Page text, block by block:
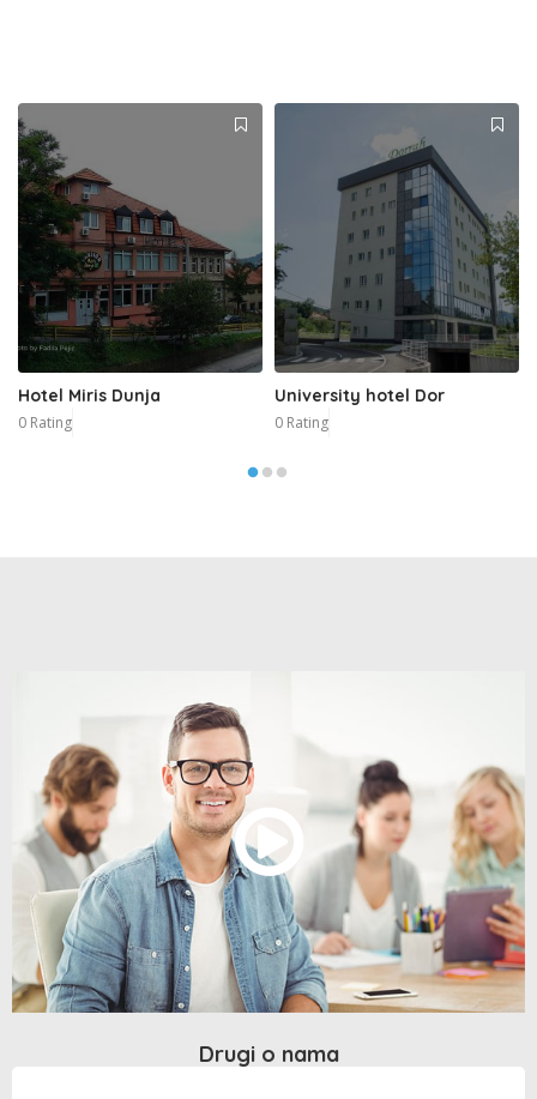
Hotel Miris Dunja
0 Rating
University hotel Dor
0 Rating
Drugi o nama